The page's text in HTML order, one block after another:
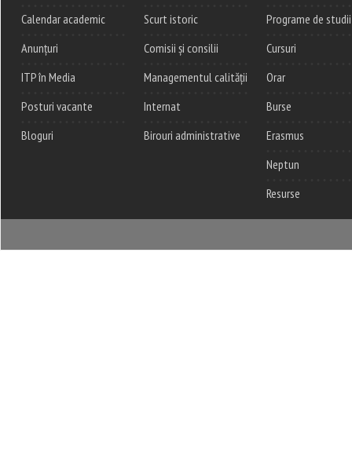
Calendar academic
Anunțuri
ITP în Media
Posturi vacante
Bloguri
Scurt istoric
Comisii și consilii
Managementul calității
Internat
Birouri administrative
Programe de studii
Cursuri
Orar
Burse
Erasmus
Neptun
Resurse